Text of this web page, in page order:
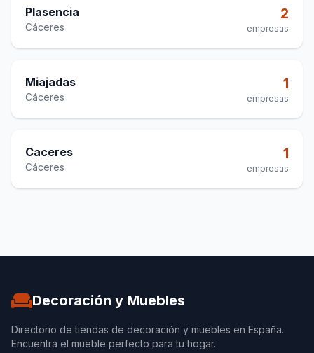
Plasencia
Cáceres
2
empresas
Miajadas
Cáceres
1
empresas
Caceres
Cáceres
1
empresas
Decoración y Muebles
Directorio de tiendas de decoración y muebles en España.
Encuentra el mueble perfecto para tu hogar.